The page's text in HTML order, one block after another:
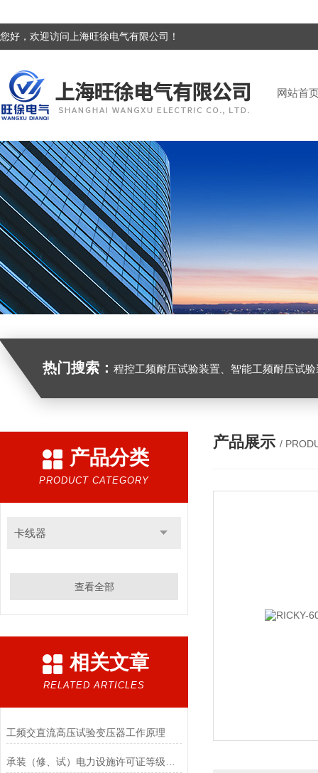
您好，欢迎访问上海旺徐电气有限公司！
网站首
热门搜索： 程控工频耐压试验装置、智能工频耐压试验装置、工频耐压试验装置、工频耐压试验仪、工频耐压试验台、高压耐压试
产品分类
PRODUCT CATEGORY
卡线器
查看全部
相关文章
RELATED ARTICLES
工频交直流高压试验变压器工作原理
产品展示 /